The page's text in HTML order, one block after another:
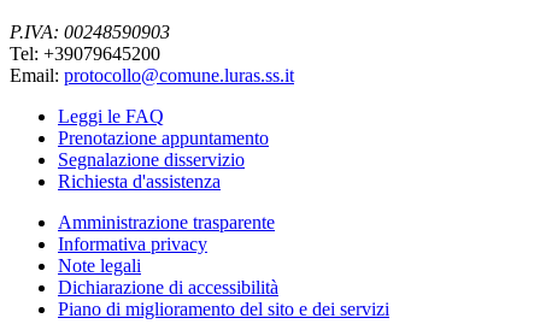
P.IVA: 00248590903
Tel: +39079645200
Email: protocollo@comune.luras.ss.it
Leggi le FAQ
Prenotazione appuntamento
Segnalazione disservizio
Richiesta d'assistenza
Amministrazione trasparente
Informativa privacy
Note legali
Dichiarazione di accessibilità
Piano di miglioramento del sito e dei servizi